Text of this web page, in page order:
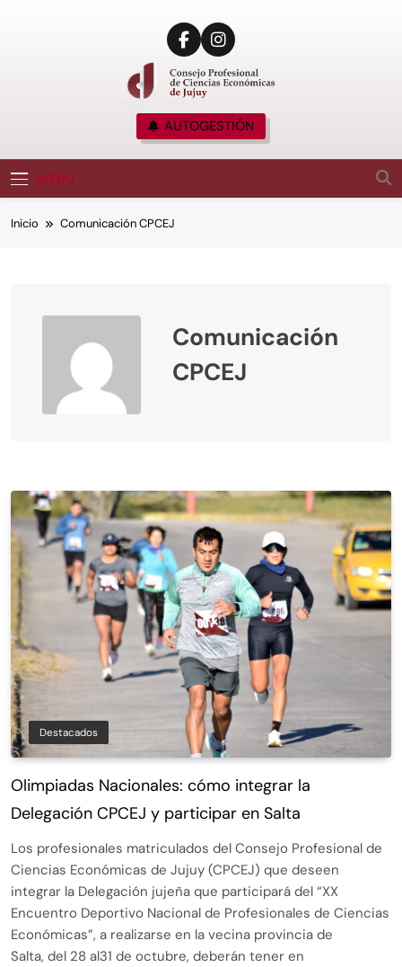
CPCE JUJUY
Consejo Profesional De Ciencias Económicas
De Jujuy, Argentina
AUTOGESTIÓN
MENU
Inicio Comunicación CPCEJ
Comunicación
CPCEJ
Destacados
Olimpiadas Nacionales: cómo integrar la
Delegación CPCEJ y participar en Salta
Los profesionales matriculados del Consejo Profesional de
Ciencias Económicas de Jujuy (CPCEJ) que deseen
integrar la Delegación jujeña que participará del “XX
Encuentro Deportivo Nacional de Profesionales de Ciencias
Económicas”, a realizarse en la vecina provincia de
Salta, del 28 al31 de octubre, deberán tener en